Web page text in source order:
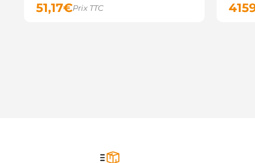
51,17€Prix TTC